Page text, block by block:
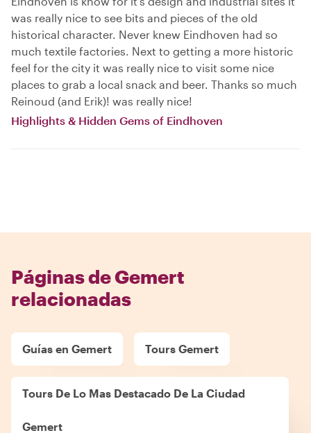
was really nice to see bits and pieces of the old
historical character. Never knew Eindhoven had so
much textile factories. Next to getting a more historic
feel for the city it was really nice to visit some nice
places to grab a local snack and beer. Thanks so much
Reinoud (and Erik)! was really nice!
Highlights & Hidden Gems of Eindhoven
Páginas de Gemert
relacionadas
Guías en Gemert Tours Gemert
Tours De Lo Mas Destacado De La Ciudad
Gemert